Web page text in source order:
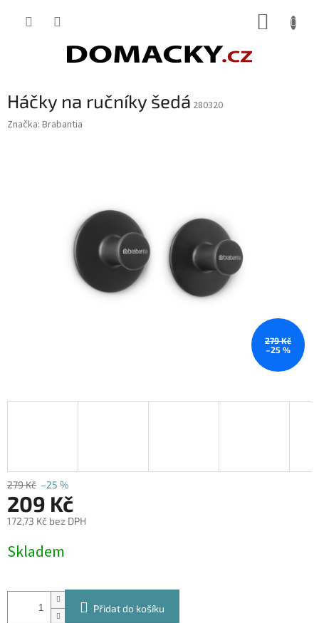
Háčky na ručníky šedá 280320
Značka: Brabantia
279 Kč
–25 %
279 Kč –25 %
209 Kč
172,73 Kč bez DPH
cena:
Skladem
Přidat do košíku